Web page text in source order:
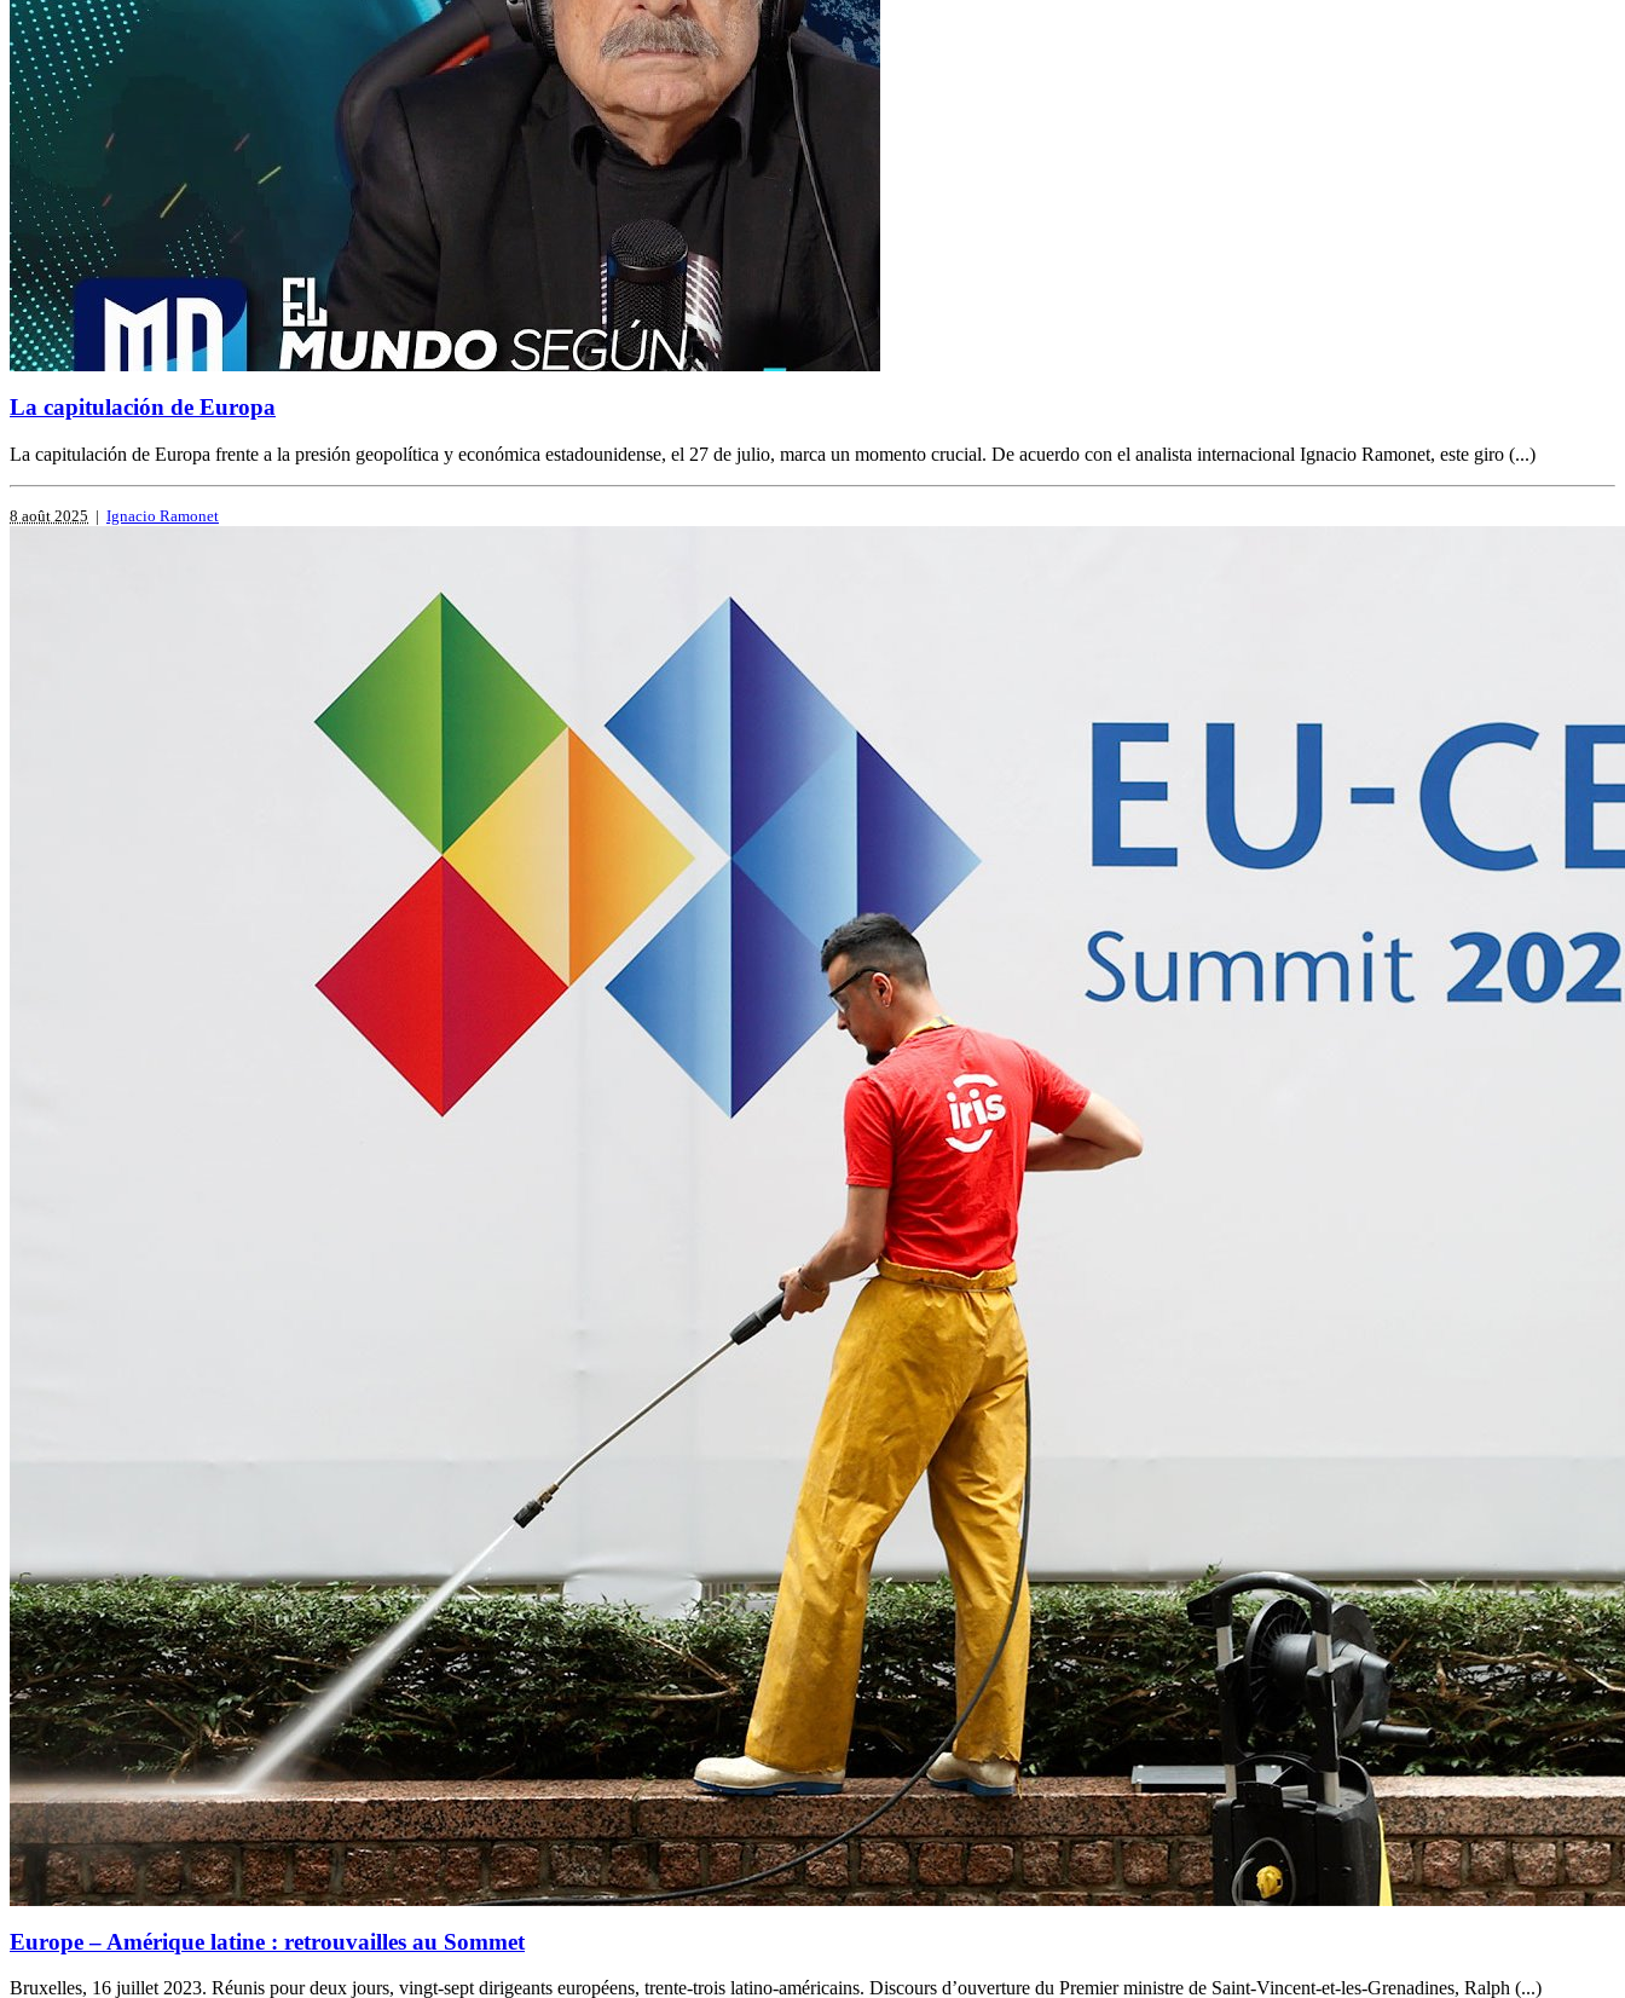
La capitulación de Europa
La capitulación de Europa frente a la presión geopolítica y económica estadounidense, el 27 de julio, marca un momento crucial. De acuerdo con el analista internacional Ignacio Ramonet, este giro (...)
8 août 2025 | Ignacio Ramonet
Europe – Amérique latine : retrouvailles au Sommet
Bruxelles, 16 juillet 2023. Réunis pour deux jours, vingt-sept dirigeants européens, trente-trois latino-américains. Discours d’ouverture du Premier ministre de Saint-Vincent-et-les-Grenadines, Ralph (...)